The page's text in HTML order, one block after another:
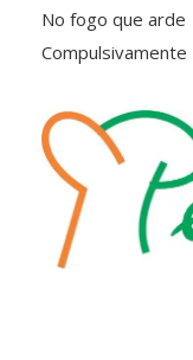
No fogo que arde
Compulsivamente